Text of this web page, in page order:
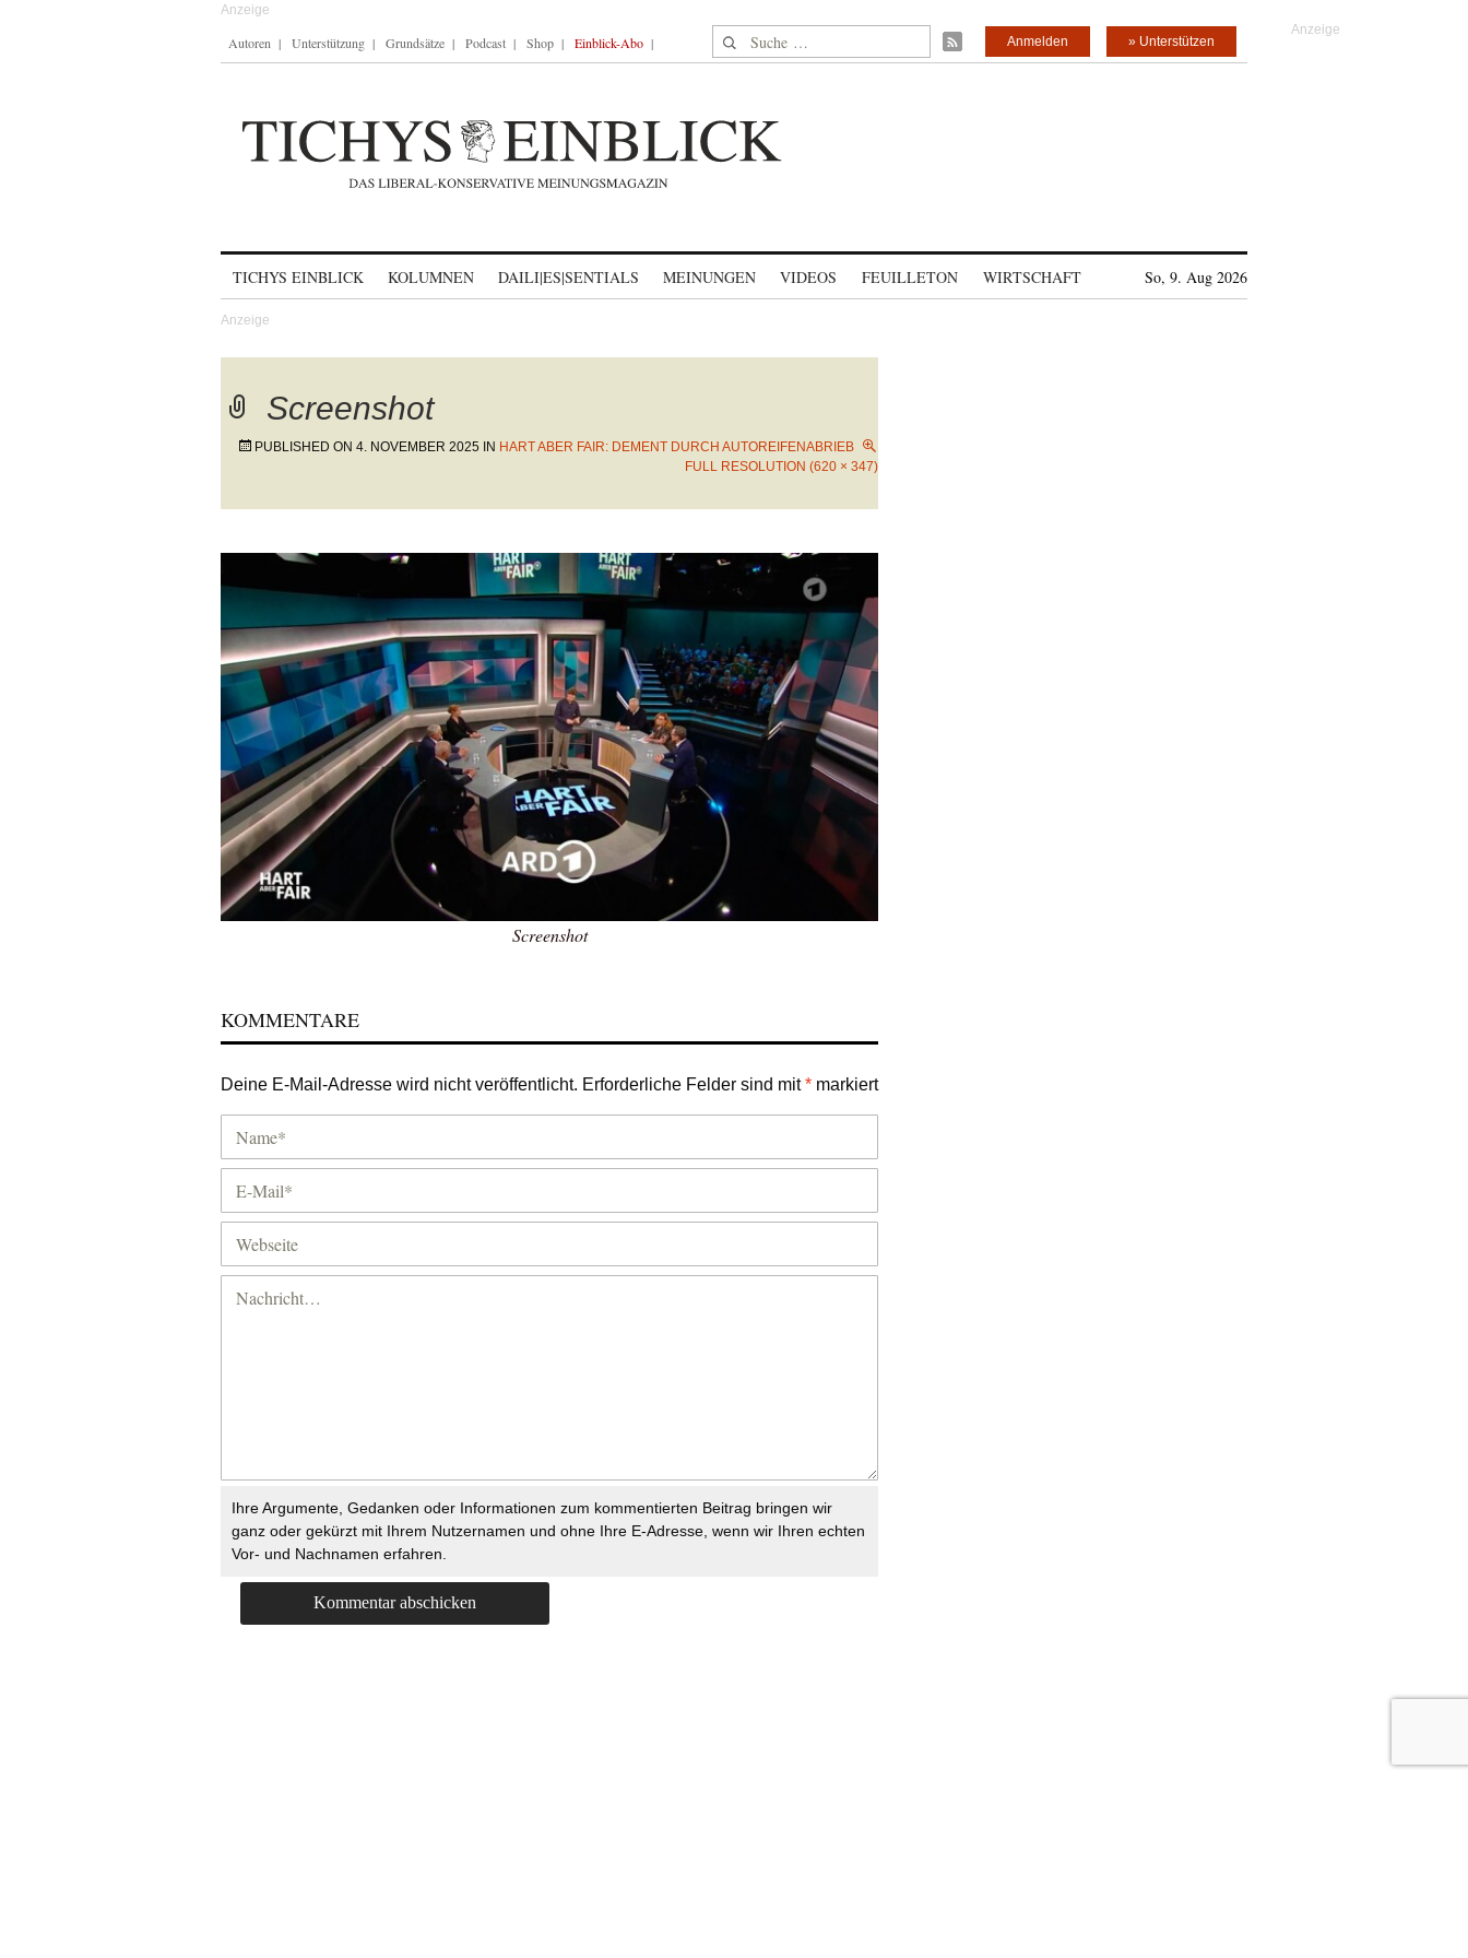
Autoren Unterstützung Grundsätze Podcast Shop Einblick-Abo Suche nach: » Unterstützen
Anmelden
TICHYS EINBLICK KOLUMNEN DAILI|ES|SENTIALS MEINUNGEN VIDEOS FEUILLETON WIRTSCHAFT So, 9. Aug 2026
Screenshot
PUBLISHED ON 4. NOVEMBER 2025 IN HART ABER FAIR: DEMENT DURCH AUTOREIFENABRIEB
FULL RESOLUTION (620 × 347)
Screenshot
KOMMENTARE
Deine E-Mail-Adresse wird nicht veröffentlicht. Erforderliche Felder sind mit* markiert
Ihre Argumente, Gedanken oder Informationen zum kommentierten Beitrag bringen wir
ganz oder gekürzt mit Ihrem Nutzernamen und ohne Ihre E-Adresse, wenn wir Ihren echten
Vor- und Nachnamen erfahren.